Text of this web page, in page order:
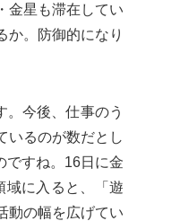
金星も滞在してい
か。防御的になり
今後、仕事のう
いるのが数だとし
ですね。16日に金
域に入ると、「遊
動の幅を広げてい